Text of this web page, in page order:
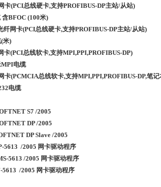
网卡(PCI总线硬卡,支持PROFIBUS-DP主站/从站)
BFOC (100米)
光纤网卡(PCI总线硬卡,支持PROFIBUS-DP主站
米)
网卡(PCI总线软卡,支持MPI,PPI,PROFIBUS-
MPI电缆
卡(PCMCIA总线软卡,支持MPI,PPI,PROFIBUS-DP,笔
电缆
S7 /2005
DP /2005
DP Slave /2005
5613 /2005 网卡驱动程序
5613 /2005 网卡驱动程序
5613 /2005 网卡驱动程序